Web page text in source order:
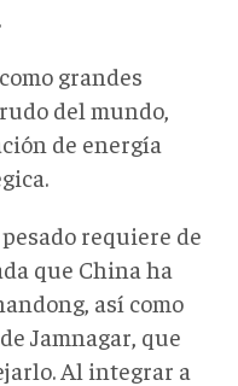
grandes
del mundo,
de energía
requiere de
que China ha
así como
Jamnagar, que
Al integrar a